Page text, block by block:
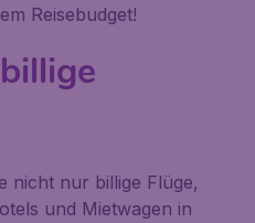
Reisebudget!
nicht nur billige Flüge,
und Mietwagen in